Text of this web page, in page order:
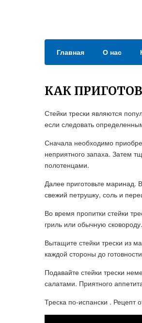
Главная О нас
КАК
Стейки трески являются
если следовать
Сначала необходимо
неприятного запаха. Затем
полотенцами.
Далее приготовьте маринад.
свежий петрушку, соль и
Во время пропитки стейки
гриль или обычную
Вытащите стейки трески из
каждой стороны до
Подавайте стейки трески
салатами. Приятного
Треска по-испански .